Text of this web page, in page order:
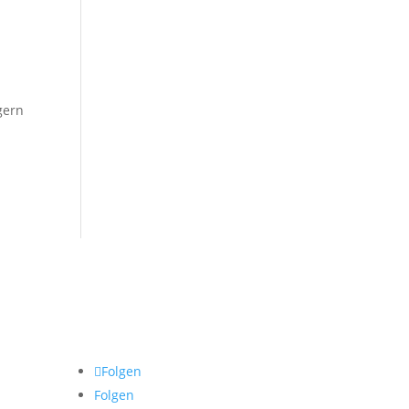
Folgen
Folgen